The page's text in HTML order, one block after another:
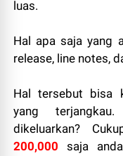
luas.
Hal apa saja yang
release, line notes,
Hal tersebut bisa
yang
dikeluarkan?
200,000 saja